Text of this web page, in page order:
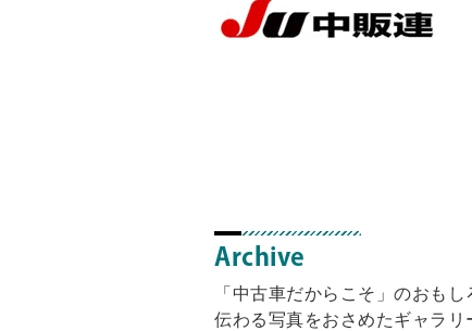
Archive
「中古車だからこそ」のおもし
伝わる写真をおさめたギャラリ